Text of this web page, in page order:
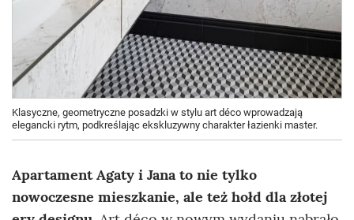
Klasyczne, geometryczne posadzki w stylu art déco wprowadzają
elegancki rytm, podkreślając ekskluzywny charakter łazienki master.
Apartament Agaty i Jana to nie tylko
nowoczesne mieszkanie, ale też hołd dla złotej